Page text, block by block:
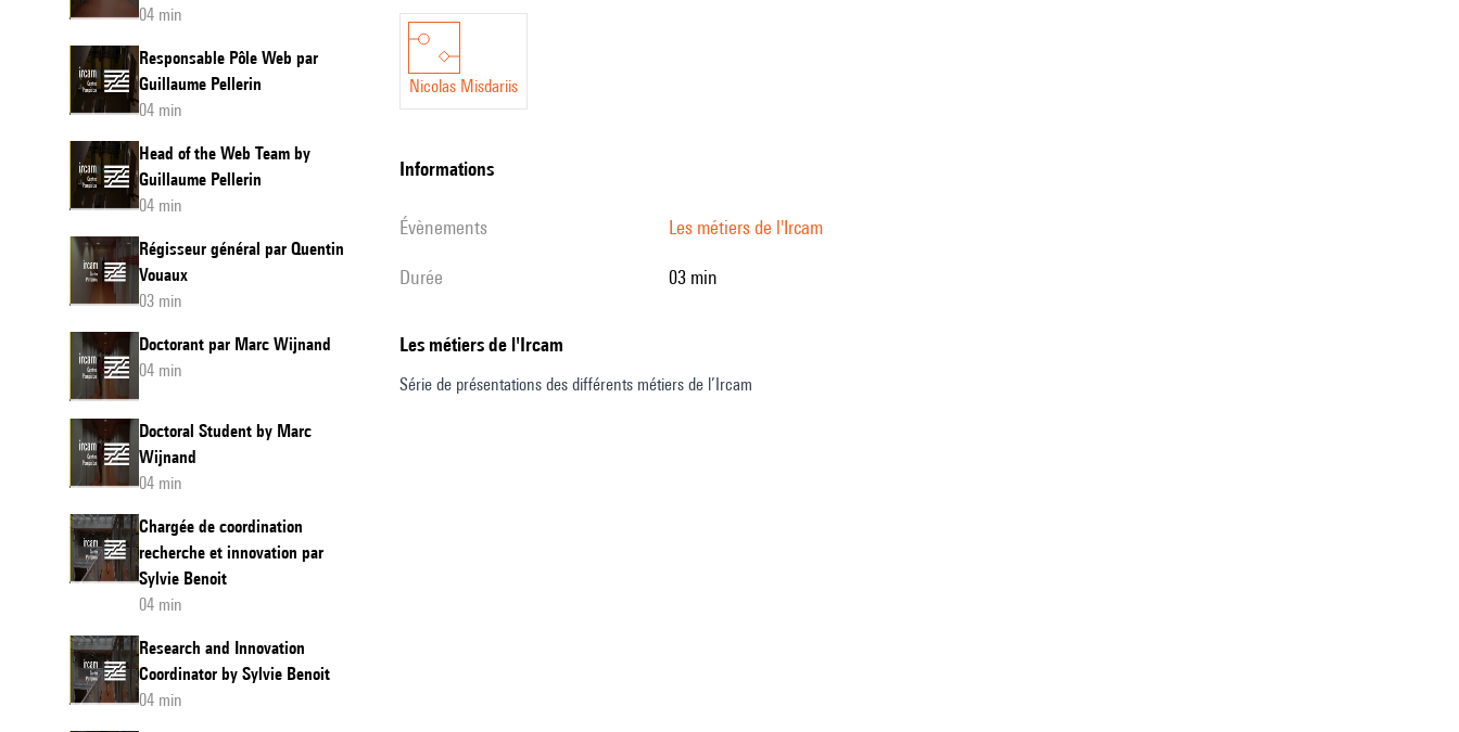
04 min
Responsable Pôle Web par
Guillaume Pellerin
04 min
Head of the Web Team by
Guillaume Pellerin
04 min
Régisseur général par Quentin
Vouaux
03 min
Doctorant par Marc Wijnand
04 min
Doctoral Student by Marc
Wijnand
04 min
Chargée de coordination
recherche et innovation par
Sylvie Benoit
04 min
Research and Innovation
Coordinator by Sylvie Benoit
04 min
Nicolas Misdariis
informations
évènements Les métiers de l'Ircam
durée 03 min
Les métiers de l'Ircam
Série de présentations des différents métiers de l’Ircam